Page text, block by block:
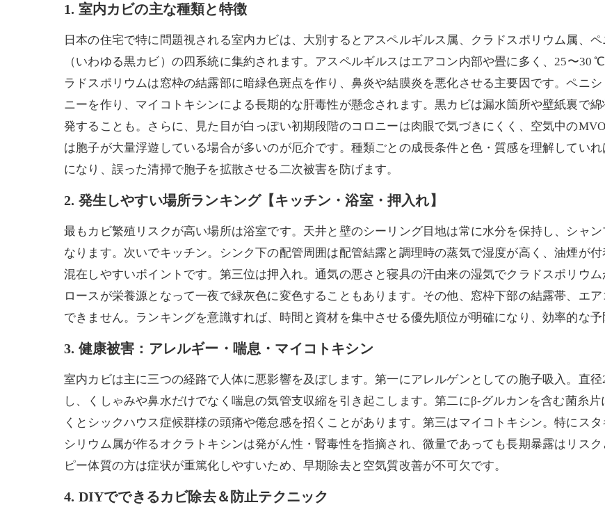
1. 室内カビの主な種類と特徴
日本の住宅で特に問題視される室内カビは、大別するとアスペルギルス属、クラドスポリウム属、
（いわゆる黒カビ）の四系統に集約されます。アスペルギルスはエアコン内部や畳に多く、25〜30
ラドスポリウムは窓枠の結露部に暗緑色斑点を作り、鼻炎や結膜炎を悪化させる主要因です。ペニ
ニーを作り、マイコトキシンによる長期的な肝毒性が懸念されます。黒カビは漏水箇所や壁紙裏で
発することも。さらに、見た目が白っぽい初期段階のコロニーは肉眼で気づきにくく、空気中の
は胞子が大量浮遊している場合が多いのが厄介です。種類ごとの成長条件と色・質感を理解してい
になり、誤った清掃で胞子を拡散させる二次被害を防げます。
2. 発生しやすい場所ランキング【キッチン・浴室・押入れ】
最もカビ繁殖リスクが高い場所は浴室です。天井と壁のシーリング目地は常に水分を保持し、シャ
なります。次いでキッチン。シンク下の配管周囲は配管結露と調理時の蒸気で湿度が高く、油煙が
混在しやすいポイントです。第三位は押入れ。通気の悪さと寝具の汗由来の湿気でクラドスポリウ
ロースが栄養源となって一夜で緑灰色に変色することもあります。その他、窓枠下部の結露帯、エ
できません。ランキングを意識すれば、時間と資材を集中させる優先順位が明確になり、効率的な予
3. 健康被害：アレルギー・喘息・マイコトキシン
室内カビは主に三つの経路で人体に悪影響を及ぼします。第一にアレルゲンとしての胞子吸入。直
し、くしゃみや鼻水だけでなく喘息の気管支収縮を引き起こします。第二にβ‑グルカンを含む菌糸
くとシックハウス症候群様の頭痛や倦怠感を招くことがあります。第三はマイコトキシン。特にス
シリウム属が作るオクラトキシンは発がん性・腎毒性を指摘され、微量であっても長期暴露はリス
ピー体質の方は症状が重篤化しやすいため、早期除去と空気質改善が不可欠です。
4. DIYでできるカビ除去＆防止テクニック